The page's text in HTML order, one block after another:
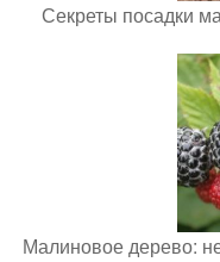
Секреты посадки
Малиновое дерево: